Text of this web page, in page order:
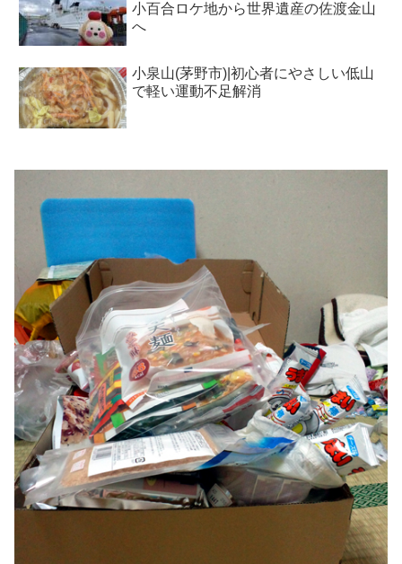
小百合ロケ地から世界遺産の佐渡金山
へ
小泉山(茅野市)|初心者にやさしい低山
で軽い運動不足解消